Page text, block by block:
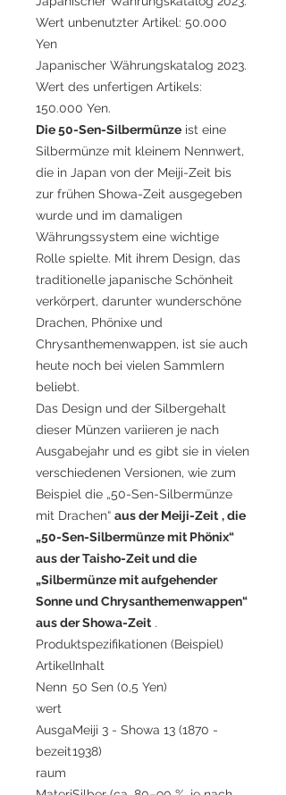
Wert unbenutzter Artikel: 50.000
Yen
Japanischer Währungskatalog 2023.
Wert des unfertigen Artikels:
150.000 Yen.
Die 50-Sen-Silbermünze ist eine
Silbermünze mit kleinem Nennwert,
die in Japan von der Meiji-Zeit bis
zur frühen Showa-Zeit ausgegeben
wurde und im damaligen
Währungssystem eine wichtige
Rolle spielte. Mit ihrem Design, das
traditionelle japanische Schönheit
verkörpert, darunter wunderschöne
Drachen, Phönixe und
Chrysanthemenwappen, ist sie auch
heute noch bei vielen Sammlern
beliebt.
Das Design und der Silbergehalt
dieser Münzen variieren je nach
Ausgabejahr und es gibt sie in vielen
verschiedenen Versionen, wie zum
Beispiel die „50-Sen-Silbermünze
mit Drachen“ aus der Meiji-Zeit , die
„50-Sen-Silbermünze mit Phönix“
aus der Taisho-Zeit und die
„Silbermünze mit aufgehender
Sonne und Chrysanthemenwappen“
aus der Showa-Zeit .
Produktspezifikationen (Beispiel)
ArtikelInhalt
Nenn
wert
50 Sen (0,5 Yen)
Ausga
bezeit
raum
Meiji 3 - Showa 13 (1870 -
1938)